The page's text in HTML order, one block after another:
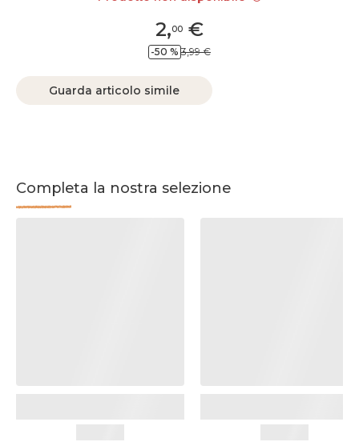
2,00 €
-50 % 3,99 €
Guarda articolo simile
Completa la nostra selezione